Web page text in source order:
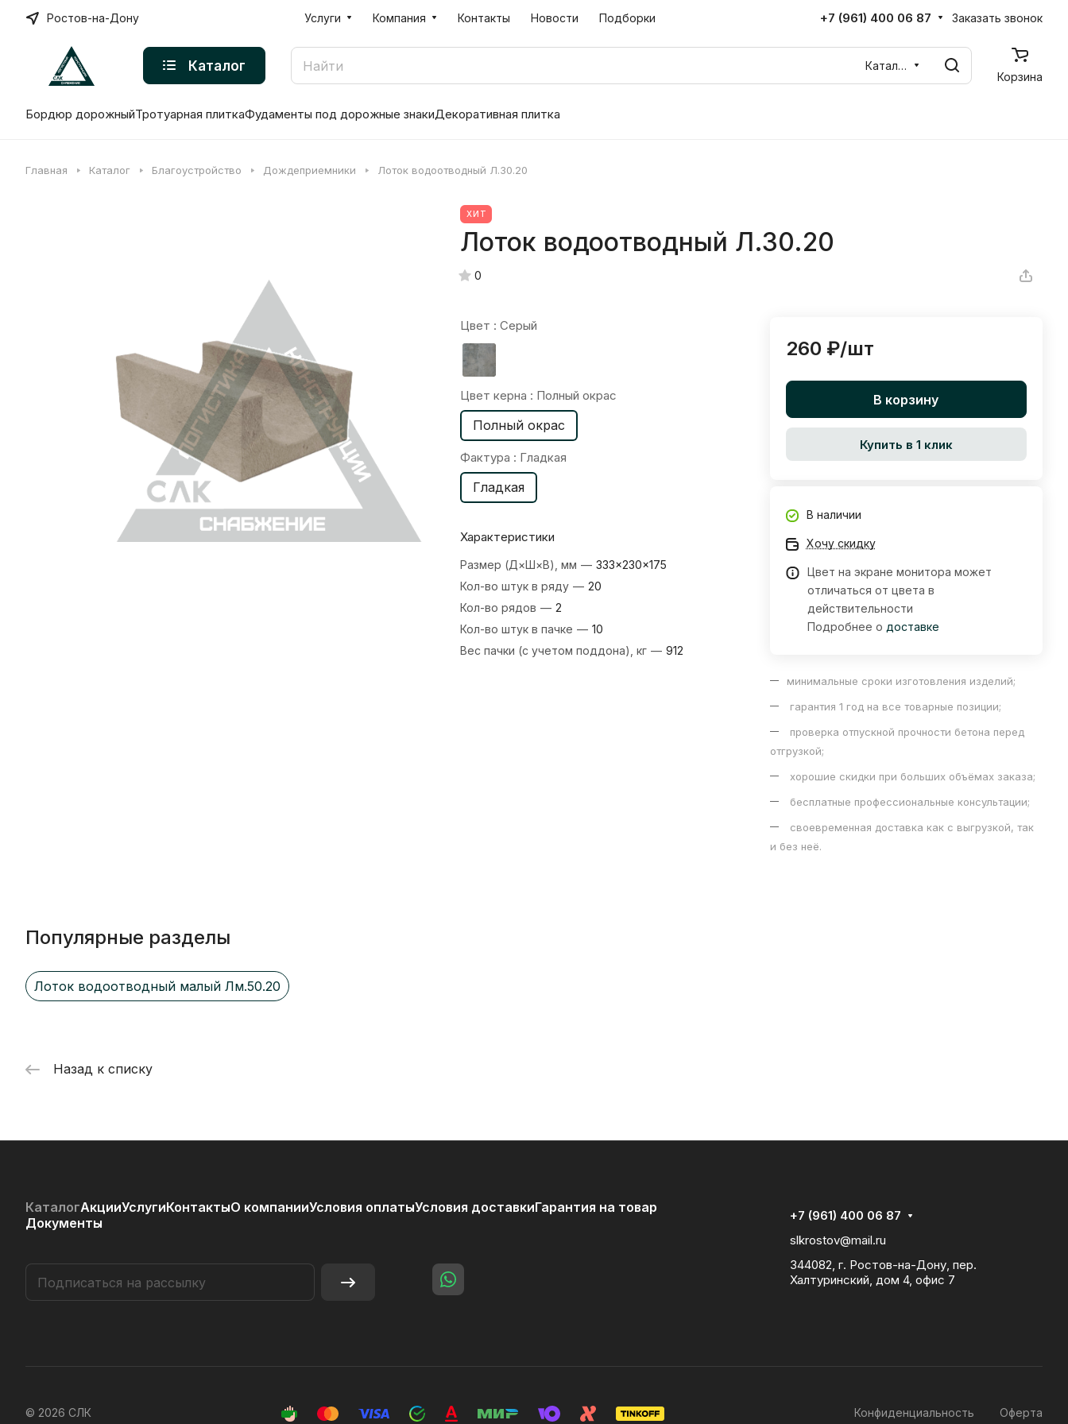
Ростов-на-Дону Услуги Компания Контакты Новости Подборки +7 (961) 400 06 87 Заказать звонок
Каталог
Каталог
Корзина
Бордюр дорожныйТротуарная плиткаФудаменты под дорожные знакиДекоративная плитка
Главная Каталог Благоустройство Дождеприемники Лоток водоотводный Л.30.20
ХИТ
Лоток водоотводный Л.30.20
0
Цвет : Серый
Цвет керна : Полный окрас
Полный окрас
Фактура : Гладкая
Гладкая
Характеристики
Размер (Д×Ш×В), мм — 333×230×175
Кол-во штук в ряду — 20
Кол-во рядов — 2
Кол-во штук в пачке — 10
Вес пачки (с учетом поддона), кг — 912
260 ₽/шт
В корзину
Купить в 1 клик
В наличии
Хочу скидку
Цвет на экране монитора может
отличаться от цвета в
действительности
Подробнее о доставке
минимальные сроки изготовления изделий;
гарантия 1 год на все товарные позиции;
проверка отпускной прочности бетона перед
отгрузкой;
хорошие скидки при больших объёмах заказа;
бесплатные профессиональные консультации;
своевременная доставка как с выгрузкой, так
и без неё.
Популярные разделы
Лоток водоотводный малый Лм.50.20
Назад к списку
КаталогАкцииУслугиКонтактыО компанииУсловия оплатыУсловия доставкиГарантия на товар
Документы
+7 (961) 400 06 87
slkrostov@mail.ru
344082, г. Ростов-на-Дону, пер.
Халтуринский, дом 4, офис 7
© 2026 СЛК Конфиденциальность Оферта